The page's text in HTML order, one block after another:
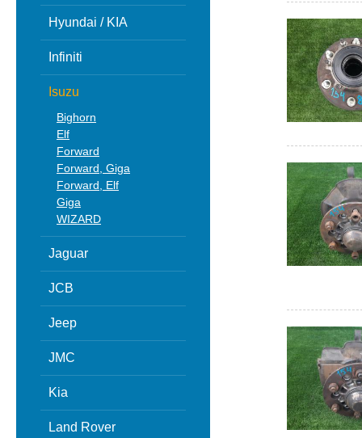
Hyundai / KIA
Infiniti
Isuzu
Bighorn
Elf
Forward
Forward, Giga
Forward, Elf
Giga
WIZARD
Jaguar
JCB
Jeep
JMC
Kia
Land Rover